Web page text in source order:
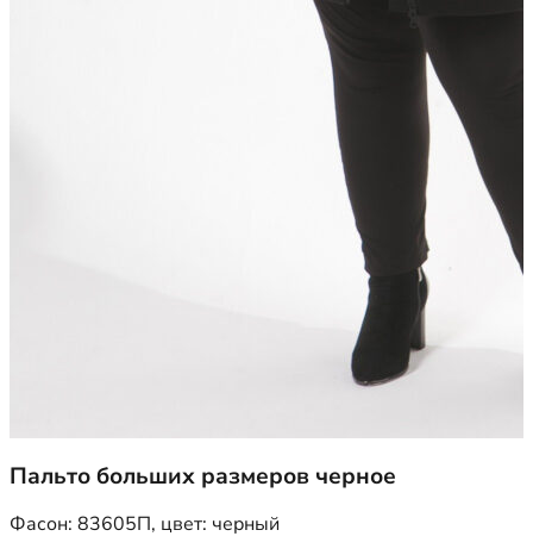
Пальто больших размеров черное
Фасон: 83605П, цвет: черный